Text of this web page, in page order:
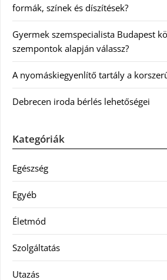
formák, színek és díszítések?
Gyermek szemspecialista Budapest
szempontok alapján válassz?
A nyomáskiegyenlítő tartály a
Debrecen iroda bérlés lehetőségei
Kategóriák
Egészség
Egyéb
Életmód
Szolgáltatás
Utazás